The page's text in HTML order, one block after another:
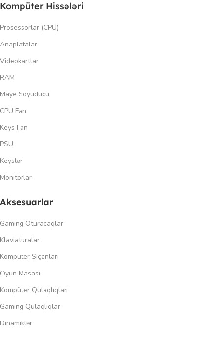
Kompüter Hissələri
Prosessorlar (CPU)
Anaplatalar
Videokartlar
RAM
Maye Soyuducu
CPU Fan
Keys Fan
PSU
Keyslər
Monitorlar
Aksesuarlar
Gaming Oturacaqlar
Klaviaturalar
Kompüter Siçanları
Oyun Masası
Kompüter Qulaqlıqları
Gaming Qulaqlıqlar
Dinamiklər